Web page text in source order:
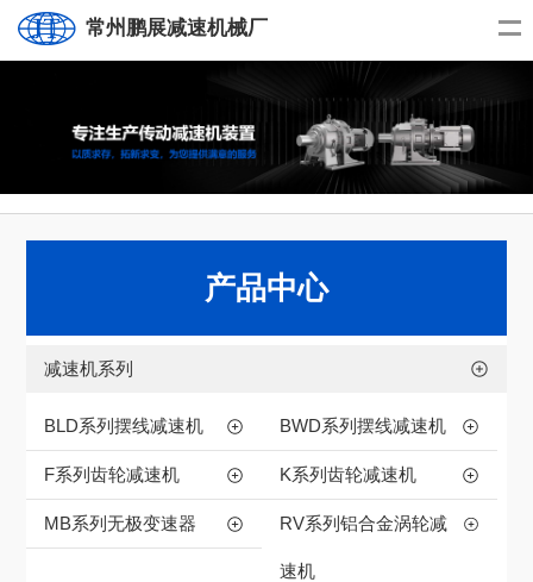
常州鹏展减速机械厂
产品中心
减速机系列
BLD系列摆线减速机 BWD系列摆线减速机
F系列齿轮减速机 K系列齿轮减速机
MB系列无极变速器 RV系列铝合金涡轮减
速机